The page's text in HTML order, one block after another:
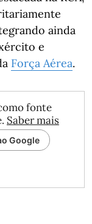
ainda
e
Força Aérea.
fonte
Saber mais
Google